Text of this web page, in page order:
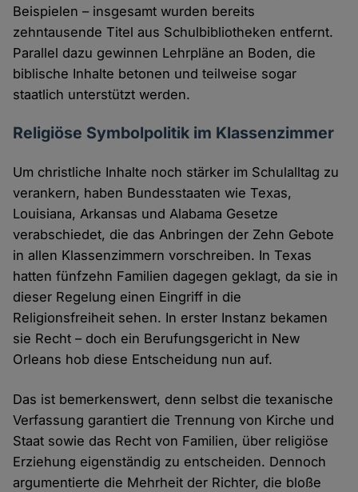
Beispielen – insgesamt wurden bereits
zehntausende Titel aus Schulbibliotheken entfernt.
Parallel dazu gewinnen Lehrpläne an Boden, die
biblische Inhalte betonen und teilweise sogar
staatlich unterstützt werden.
Religiöse Symbolpolitik im Klassenzimmer
Um christliche Inhalte noch stärker im Schulalltag zu
verankern, haben Bundesstaaten wie Texas,
Louisiana, Arkansas und Alabama Gesetze
verabschiedet, die das Anbringen der Zehn Gebote
in allen Klassenzimmern vorschreiben. In Texas
hatten fünfzehn Familien dagegen geklagt, da sie in
dieser Regelung einen Eingriff in die
Religionsfreiheit sehen. In erster Instanz bekamen
sie Recht – doch ein Berufungsgericht in New
Orleans hob diese Entscheidung nun auf.
Das ist bemerkenswert, denn selbst die texanische
Verfassung garantiert die Trennung von Kirche und
Staat sowie das Recht von Familien, über religiöse
Erziehung eigenständig zu entscheiden. Dennoch
argumentierte die Mehrheit der Richter, die bloße